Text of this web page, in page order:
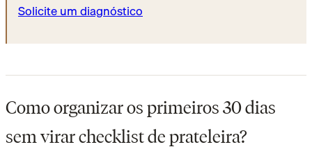
Solicite um diagnóstico
Como organizar os primeiros 30 dias
sem virar checklist de prateleira?